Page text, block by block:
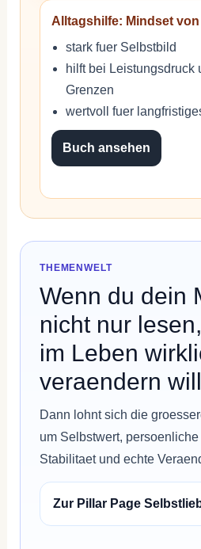
Alltagshilfe: Mindset
stark fuer Selbstbild
hilft bei Leistungsdruck
Grenzen
wertvoll fuer
Buch ansehen
THEMENWELT
Wenn du dein
nicht nur
im Leben
veraendern
Dann lohnt sich die
um Selbstwert,
Stabilitaet und echte
Zur Pillar Page